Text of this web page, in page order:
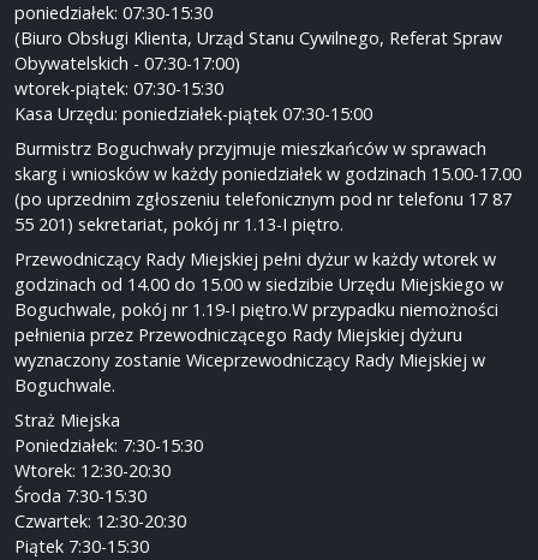
poniedziałek: 07:30-15:30
(Biuro Obsługi Klienta, Urząd Stanu Cywilnego, Referat Spraw
Obywatelskich - 07:30-17:00)
wtorek-piątek: 07:30-15:30
Kasa Urzędu: poniedziałek-piątek 07:30-15:00
Burmistrz Boguchwały przyjmuje mieszkańców w sprawach
skarg i wniosków w każdy poniedziałek w godzinach 15.00-17.00
(po uprzednim zgłoszeniu telefonicznym pod nr telefonu 17 87
55 201) sekretariat, pokój nr 1.13-I piętro.
Przewodniczący Rady Miejskiej pełni dyżur w każdy wtorek w
godzinach od 14.00 do 15.00 w siedzibie Urzędu Miejskiego w
Boguchwale, pokój nr 1.19-I piętro.W przypadku niemożności
pełnienia przez Przewodniczącego Rady Miejskiej dyżuru
wyznaczony zostanie Wiceprzewodniczący Rady Miejskiej w
Boguchwale.
Straż Miejska
Poniedziałek: 7:30-15:30
Wtorek: 12:30-20:30
Środa 7:30-15:30
Czwartek: 12:30-20:30
Piątek 7:30-15:30